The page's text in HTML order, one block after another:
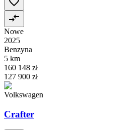
Nowe
2025
Benzyna
5 km
160 148 zł
127 900 zł
Volkswagen
Crafter